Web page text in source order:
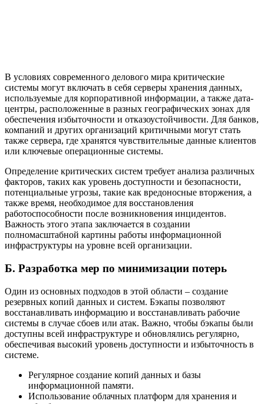
В условиях современного делового мира критические
системы могут включать в себя серверы хранения данных,
используемые для корпоративной информации, а также дата-
центры, расположенные в разных географических зонах для
обеспечения избыточности и отказоустойчивости. Для банков,
компаний и других организаций критичными могут стать
также сервера, где хранятся чувствительные данные клиентов
или ключевые операционные системы.
Определение критических систем требует анализа различных
факторов, таких как уровень доступности и безопасности,
потенциальные угрозы, такие как вредоносные вторжения, а
также время, необходимое для восстановления
работоспособности после возникновения инцидентов.
Важность этого этапа заключается в создании
полномасштабной картины работы информационной
инфраструктуры на уровне всей организации.
Б. Разработка мер по минимизации потерь
Один из основных подходов в этой области – создание
резервных копий данных и систем. Бэкапы позволяют
восстанавливать информацию и восстанавливать рабочие
системы в случае сбоев или атак. Важно, чтобы бэкапы были
доступны всей инфраструктуре и обновлялись регулярно,
обеспечивая высокий уровень доступности и избыточность в
системе.
Регулярное создание копий данных и базы
информационной памяти.
Использование облачных платформ для хранения и